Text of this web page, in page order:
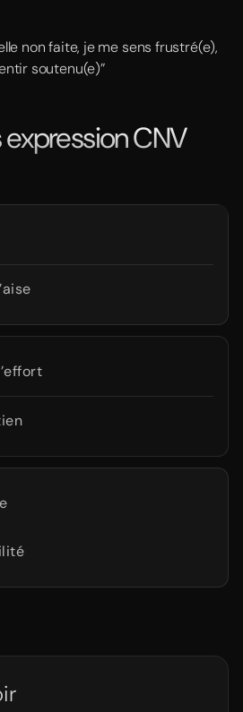
non faite, je me sens frustré(e),
soutenu(e)”
CNV